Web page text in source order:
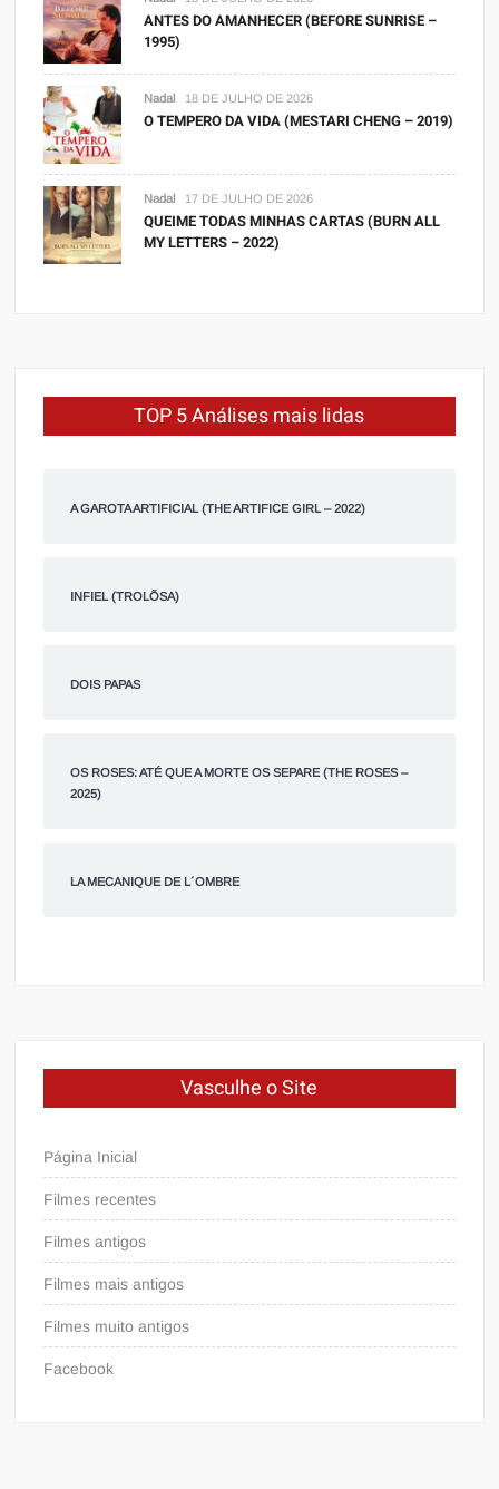
ANTES DO AMANHECER (BEFORE SUNRISE –
1995)
Nadal 18 DE JULHO DE 2026
O TEMPERO DA VIDA (MESTARI CHENG – 2019)
Nadal 17 DE JULHO DE 2026
QUEIME TODAS MINHAS CARTAS (BURN ALL
MY LETTERS – 2022)
TOP 5 Análises mais lidas
A GAROTA ARTIFICIAL (THE ARTIFICE GIRL – 2022)
INFIEL (TROLÕSA)
DOIS PAPAS
OS ROSES: ATÉ QUE A MORTE OS SEPARE (THE ROSES –
2025)
LA MECANIQUE DE L´OMBRE
Vasculhe o Site
Página Inicial
Filmes recentes
Filmes antigos
Filmes mais antigos
Filmes muito antigos
Facebook